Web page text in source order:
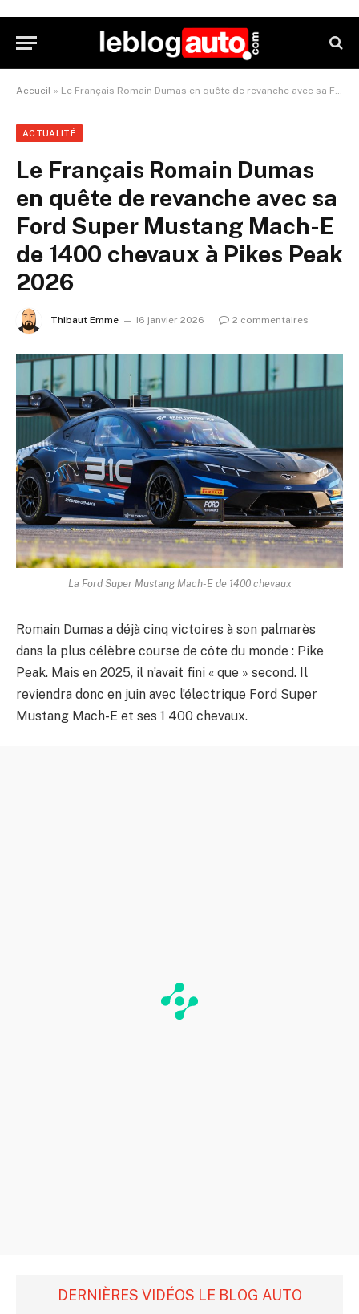
Accueil » Le Français Romain Dumas en quête de revanche avec sa Ford Super Mustang Mach-E de 1400 chevaux à Pikes Peak 2026
ACTUALITÉ
Le Français Romain Dumas
en quête de revanche avec sa
Ford Super Mustang Mach-E
de 1400 chevaux à Pikes Peak
2026
Thibaut Emme 16 janvier 2026 2 commentaires
La Ford Super Mustang Mach-E de 1400 chevaux
Romain Dumas a déjà cinq victoires à son palmarès
dans la plus célèbre course de côte du monde : Pike
Peak. Mais en 2025, il n’avait fini « que » second. Il
reviendra donc en juin avec l’électrique Ford Super
Mustang Mach-E et ses 1 400 chevaux.
DERNIÈRES VIDÉOS LE BLOG AUTO